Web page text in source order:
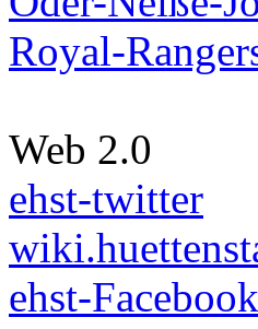
Royal-
Web 2.0
ehst-twitter
ehst-Facebook